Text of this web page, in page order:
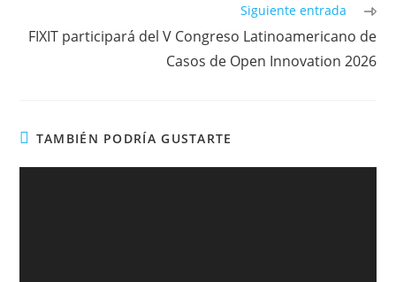
Siguiente entrada
FIXIT participará del V Congreso Latinoamericano de
Casos de Open Innovation 2026
TAMBIÉN PODRÍA GUSTARTE